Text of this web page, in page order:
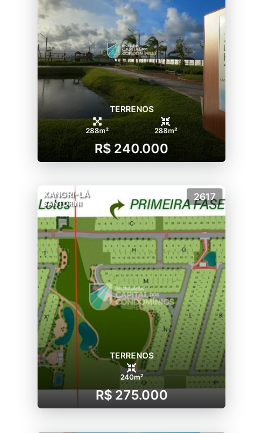
TERRENOS
288m² 288m²
R$ 240.000
XANGRI-LÁ
SANTORINI
2617
TERRENOS
240m²
R$ 275.000